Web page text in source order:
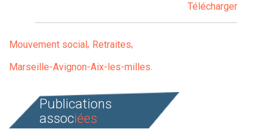
Télécharger
Mouvement social Retraites
Marseille-Avignon-Aix-les-milles
Publications
associées